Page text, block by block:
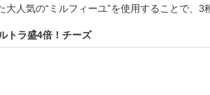
大人気の“ミルフィーユ”を使用することで、
トラ盛4倍！チーズ